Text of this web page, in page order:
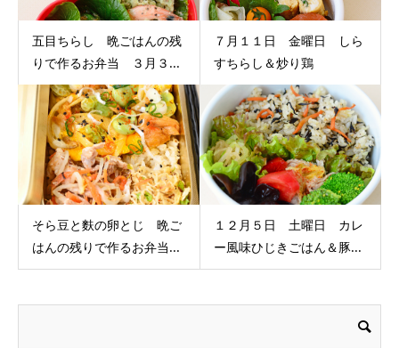
五目ちらし 晩ごはんの残
りで作るお弁当 ３月３...
７月１１日 金曜日 しら
すちらし＆炒り鶏
そら豆と麩の卵とじ 晩ご
はんの残りで作るお弁当...
１２月５日 土曜日 カレ
ー風味ひじきごはん＆豚...